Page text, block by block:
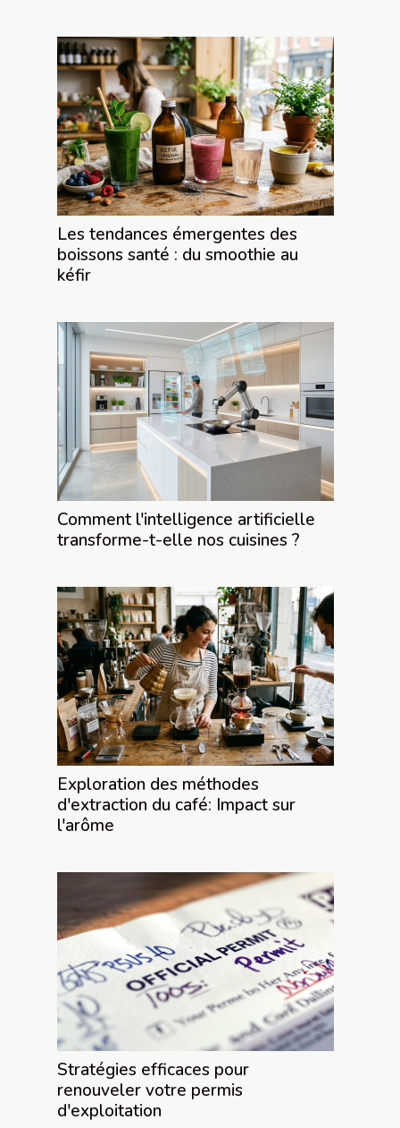
Les tendances émergentes des
boissons santé : du smoothie au
kéfir
Comment l'intelligence artificielle
transforme-t-elle nos cuisines ?
Exploration des méthodes
d'extraction du café: Impact sur
l'arôme
Stratégies efficaces pour
renouveler votre permis
d'exploitation